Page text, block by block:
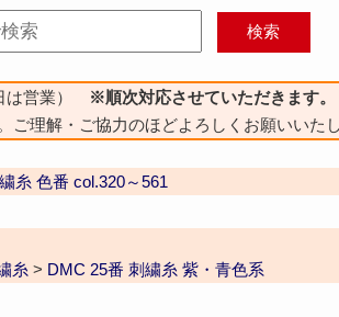
は営業）
※順次対応させていただきます。
ご理解・ご協力のほどよろしくお願いいたし
糸 色番 col.320～561
糸 > DMC 25番 刺繍糸 紫・青色系